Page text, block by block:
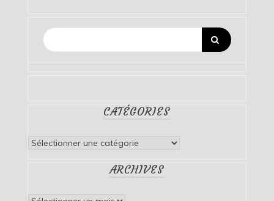
CATÉGORIES
Catégories
ARCHIVES